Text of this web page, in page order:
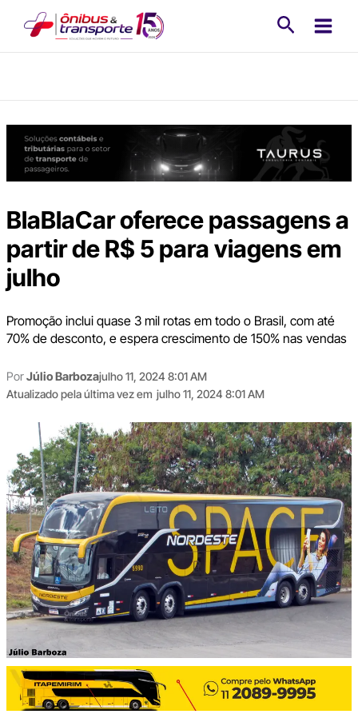
BlaBlaCar oferece passagens a
partir de R$ 5 para viagens em
julho
Promoção inclui quase 3 mil rotas em todo o Brasil, com até
70% de desconto, e espera crescimento de 150% nas vendas
PorJúlio Barbozajulho 11, 2024 8:01 AM
Atualizado pela última vez em julho 11, 2024 8:01 AM